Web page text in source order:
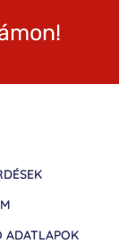
ADATLAPOK